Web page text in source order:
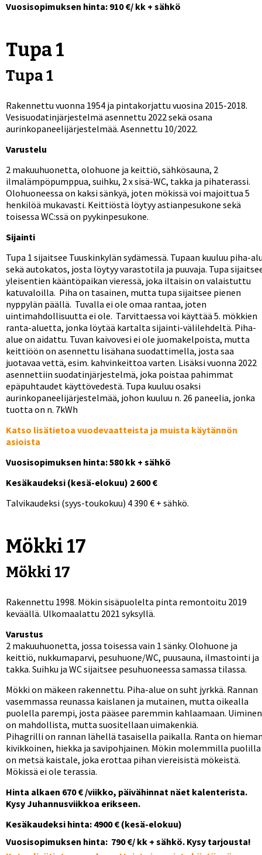
Vuosisopimuksen hinta: 910 €/ kk + sähkö
Tupa 1
Tupa 1
Rakennettu vuonna 1954 ja pintakorjattu vuosina 2015-2018.
Vesisuodatinjärjestelmä asennettu 2022 sekä osana
aurinkopaneelijärjestelmää. Asennettu 10/2022.
Varustelu
2 makuuhuonetta, olohuone ja keittiö, sähkösauna, 2
ilmalämpöpumppua, suihku, 2 x sisä-WC, takka ja pihaterassi.
Olohuoneessa on kaksi sänkyä, joten mökissä voi majoittua 5
henkilöä mukavasti. Keittiöstä löytyy astianpesukone sekä
toisessa WC:ssä on pyykinpesukone.
Sijainti
Tupa 1 sijaitsee Tuuskinkylän sydämessä. Tupaan kuuluu piha-
sekä autokatos, josta löytyy varastotila ja puuvaja. Tupa
yleisentien kääntöpaikan vieressä, joka iltaisin on valaistuttu
katuvaloilla. Piha on tasainen, mutta tupa sijaitsee pienen
nyppylän päällä. Tuvalla ei ole omaa rantaa, joten
uintimahdollisuutta ei ole. Tarvittaessa voi käyttää 5. mökkien
ranta-aluetta, jonka löytää kartalta sijainti-välilehdeltä. Piha-
alue on aidattu. Tuvan kaivovesi ei ole juomakelpoista, mutta
keittiöön on asennettu lisähana suodattimella, josta saa
juotavaa vettä, esim. kahvinkeittoa varten. Lisäksi vuonna 2022
asennettiin suodatinjärjestelmä, joka poistaa pahimmat
epäpuhtaudet käyttövedestä. Tupa kuuluu osaksi
aurinkopaneelijärjestelmää, johon kuuluu n. 26 paneelia, jonka
tuotta on n. 7kWh
Katso lisätietoa vuodevaatteista ja muista käytännön
asioista
Vuosisopimuksen hinta: 580 kk + sähkö
Kesäkaudeksi (kesä-elokuu) 2 600 €
Talvikaudeksi (syys-toukokuu) 4 390 € + sähkö.
Mökki 17
Mökki 17
Rakennettu 1998. Mökin sisäpuolelta pinta remontoitu 2019
keväällä. Ulkomaalattu 2021 syksyllä.
Varustus
2 makuuhuonetta, jossa toisessa vain 1 sänky. Olohuone ja
keittiö, nukkumaparvi, pesuhuone/WC, puusauna, ilmastointi ja
takka. Suihku ja WC sijaitsee pesuhuoneessa samassa tilassa.
Mökki on mäkeen rakennettu. Piha-alue on suht jyrkkä. Rannan
vasemmassa reunassa kaislanen ja mutainen, mutta oikealla
puolella parempi, josta pääsee paremmin kahlaamaan. Uiminen
on mahdollista, mutta suositellaan uimakenkiä.
Pihagrilli on rannan lähellä tasaisella paikalla. Ranta on
kivikkoinen, hiekka ja savipohjainen. Mökin molemmilla puolilla
on metsä kaistale, joka erottaa pihan viereisistä mökeistä.
Mökissä ei ole terassia.
Hinta alkaen 670 € /viikko, päivähinnat näet kalenterista.
Kysy Juhannusviikkoa erikseen.
Kesäkaudeksi hinta: 4900 € (kesä-elokuu)
Vuosisopimuksen hinta: 790 €/ kk + sähkö. Kysy tarjousta!